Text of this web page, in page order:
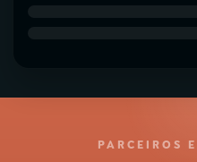
PARCEIROS